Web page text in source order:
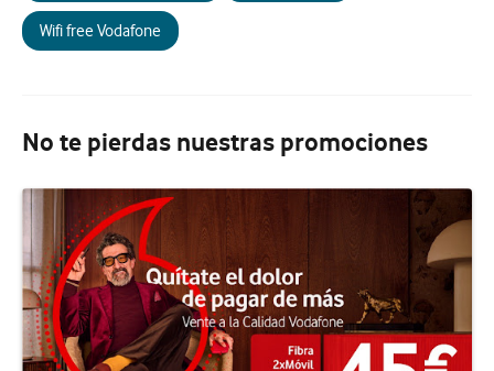
Wifi free Vodafone
No te pierdas nuestras promociones